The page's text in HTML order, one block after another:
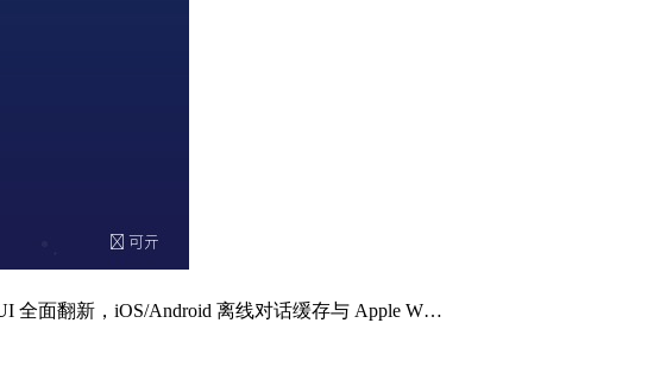
UI 全面翻新，iOS/Android 离线对话缓存与 Apple W…